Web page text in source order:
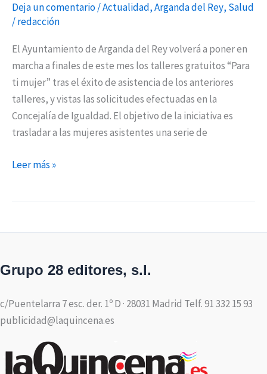
Deja un comentario/Actualidad,Arganda del Rey, Salud
/redacción
El Ayuntamiento de Arganda del Rey volverá a poner en
marcha a finales de este mes los talleres gratuitos “Para
ti mujer” tras el éxito de asistencia de los anteriores
talleres, y vistas las solicitudes efectuadas en la
Concejalía de Igualdad. El objetivo de la iniciativa es
trasladar a las mujeres asistentes una serie de
Leer más »
Grupo 28 editores, s.l.
c/Puentelarra 7 esc. der. 1º D · 28031 Madrid Telf. 91 332 15 93
publicidad@laquincena.es